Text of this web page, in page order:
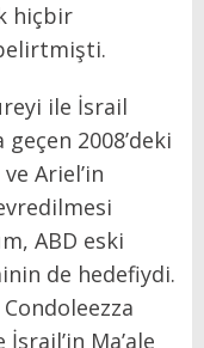
hiçbir
ile İsrail
2008’deki
Ariel’in
ABD eski
de hedefiydi.
İsrail’in Ma’ale